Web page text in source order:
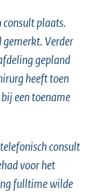
plaats.
Verder
gepland
heeft toen
een toename
consult
voor het
fulltime wilde